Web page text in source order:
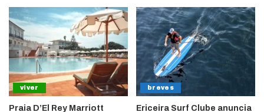
viver
Praia D’El Rey Marriott
breves
Ericeira Surf Clube anuncia